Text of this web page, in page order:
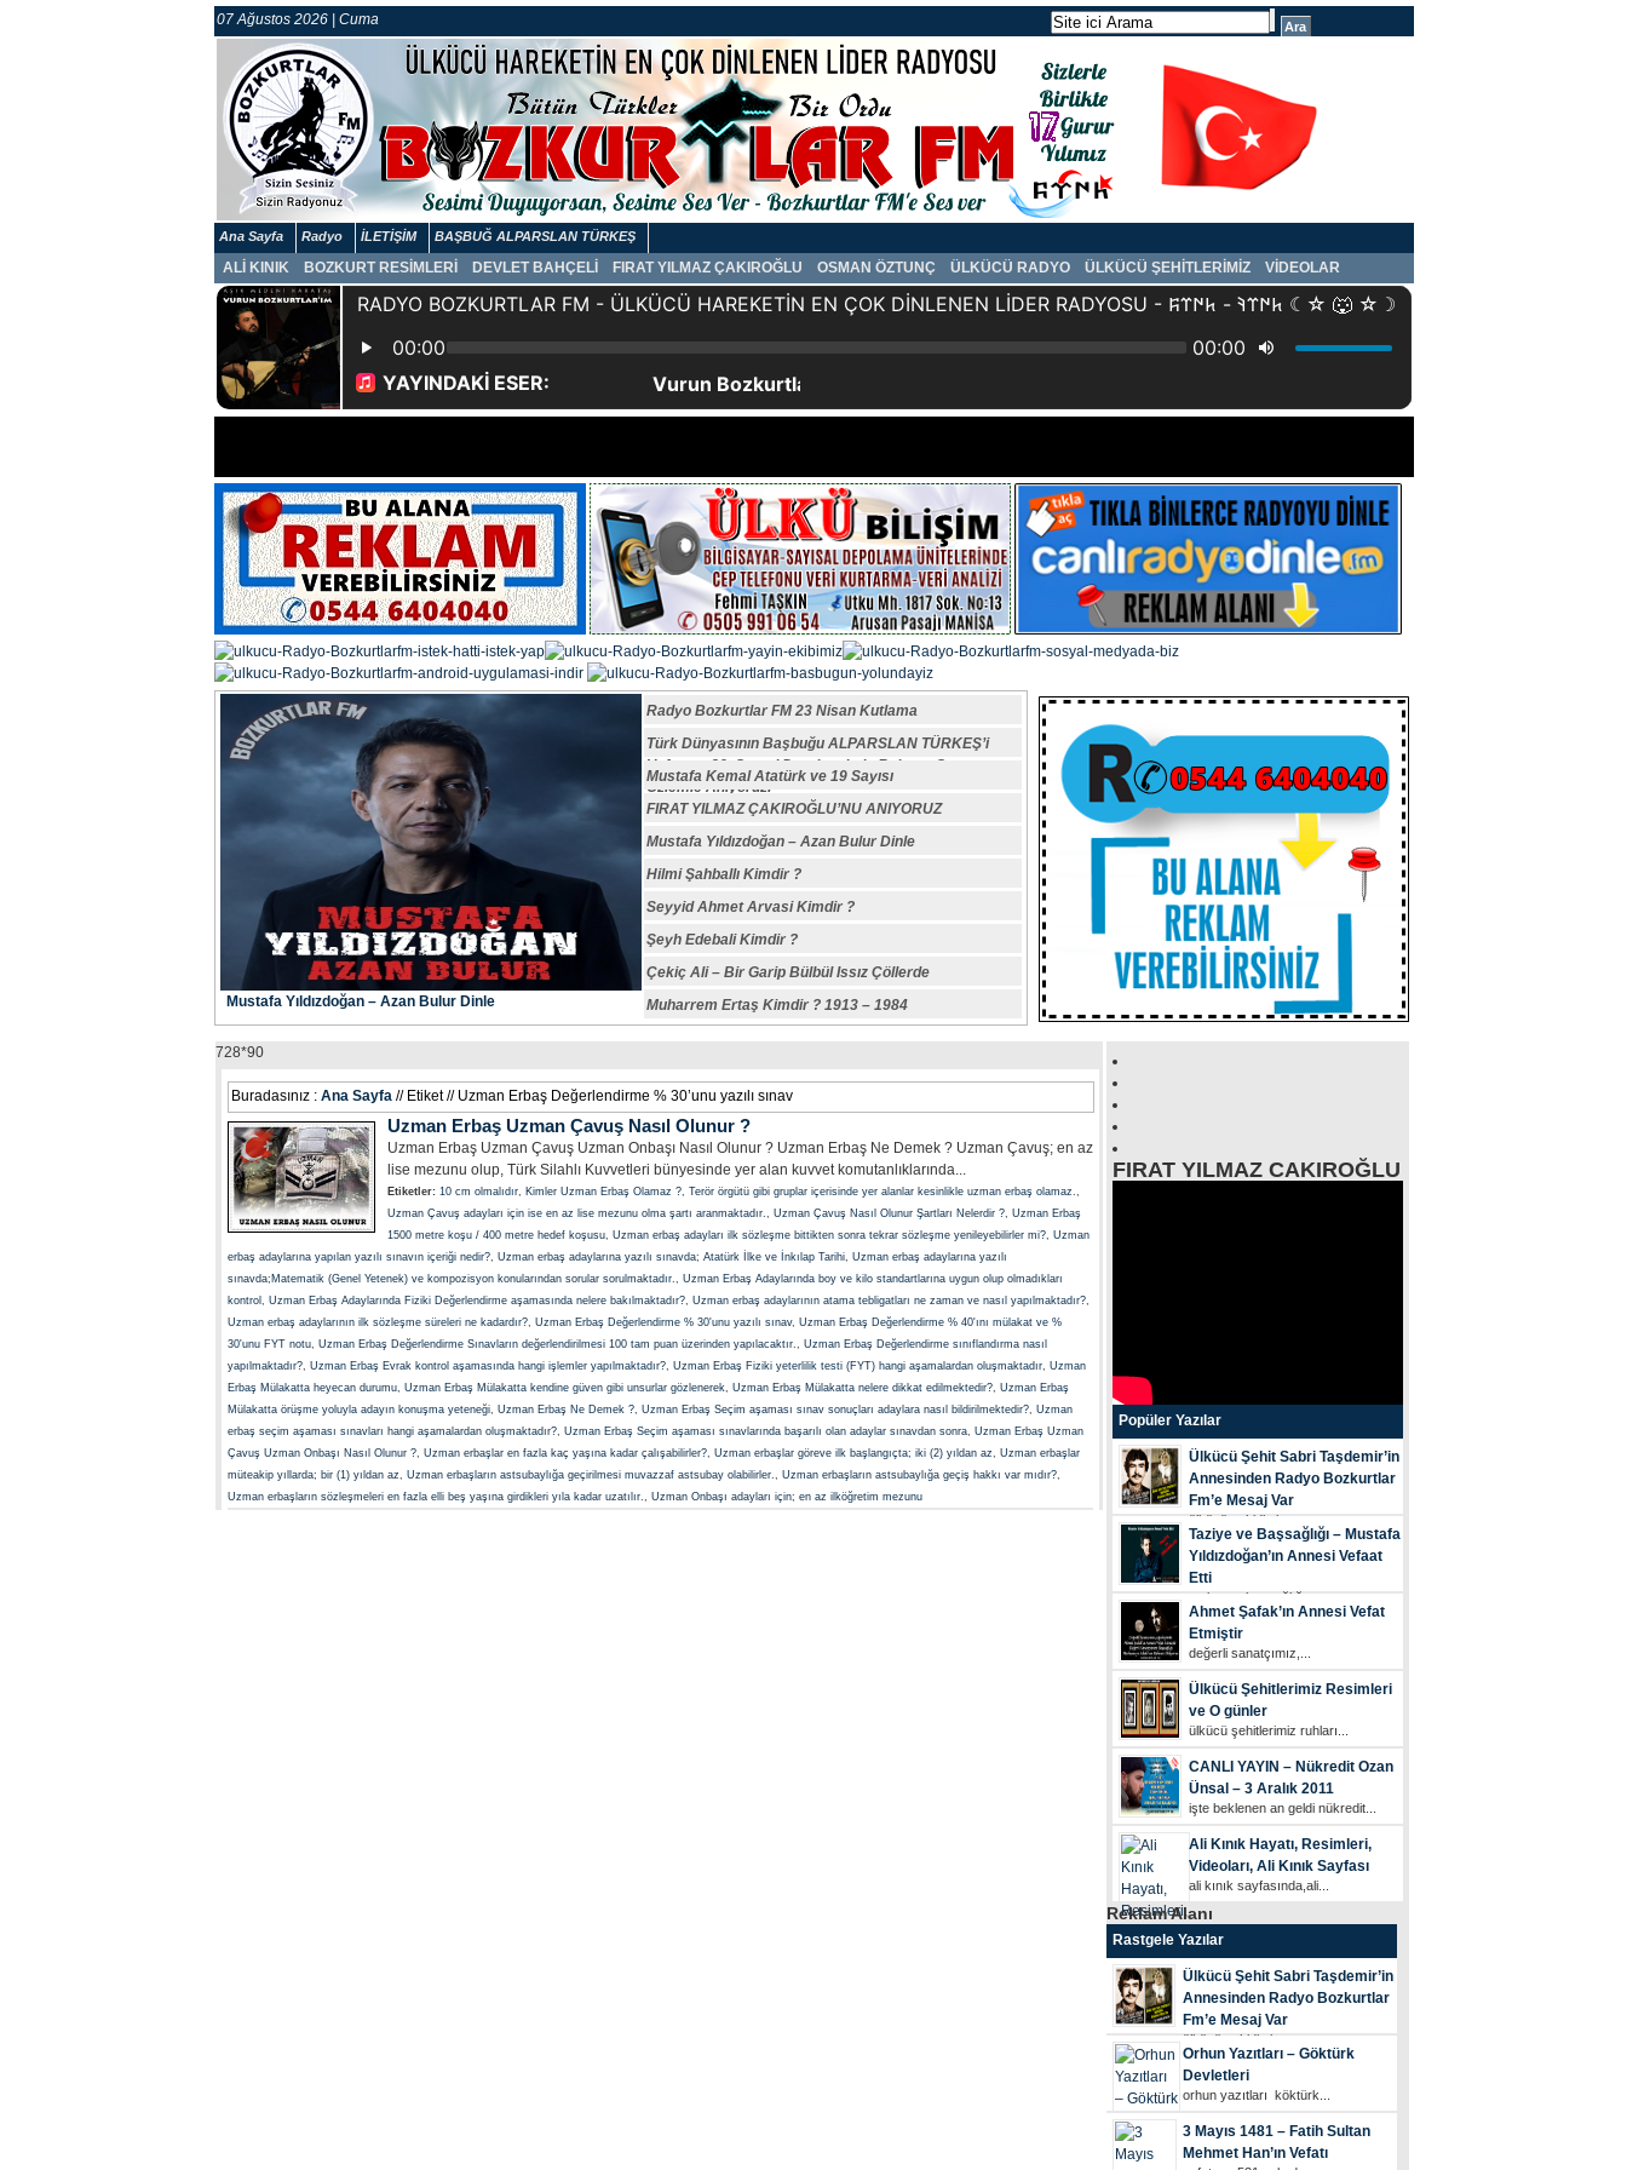
07 Ağustos 2026 | Cuma
Ana Sayfa Radyo İLETİŞİM BAŞBUĞ ALPARSLAN TÜRKEŞ
ALİ KINIK BOZKURT RESİMLERİ DEVLET BAHÇELİ FIRAT YILMAZ ÇAKIROĞLU OSMAN ÖZTUNÇ ÜLKÜCÜ RADYO ÜLKÜCÜ ŞEHİTLERİMİZ VİDEOLAR
Mustafa Yıldızdoğan – Azan Bulur Dinle
Radyo Bozkurtlar FM 23 Nisan Kutlama
Türk Dünyasının Başbuğu ALPARSLAN TÜRKEŞ’i
Vefatının 29. Sene-i Devriyesinde Rahmet,Saygı ve
Özlemle Anıyoruz.
Mustafa Kemal Atatürk ve 19 Sayısı
FIRAT YILMAZ ÇAKIROĞLU’NU ANIYORUZ
Mustafa Yıldızdoğan – Azan Bulur Dinle
Hilmi Şahballı Kimdir ?
Seyyid Ahmet Arvasi Kimdir ?
Şeyh Edebali Kimdir ?
Çekiç Ali – Bir Garip Bülbül Issız Çöllerde
Muharrem Ertaş Kimdir ? 1913 – 1984
728*90
Buradasınız :Ana Sayfa // Etiket // Uzman Erbaş Değerlendirme % 30’unu yazılı sınav
Uzman Erbaş Uzman Çavuş Nasıl Olunur ?
Uzman Erbaş Uzman Çavuş Uzman Onbaşı Nasıl Olunur ? Uzman Erbaş Ne Demek ? Uzman Çavuş; en az
lise mezunu olup, Türk Silahlı Kuvvetleri bünyesinde yer alan kuvvet komutanlıklarında...
Etiketler: 10 cm olmalıdır, Kimler Uzman Erbaş Olamaz ?, Terör örgütü gibi gruplar içerisinde yer alanlar kesinlikle uzman erbaş olamaz.,
Uzman Çavuş adayları için ise en az lise mezunu olma şartı aranmaktadır., Uzman Çavuş Nasıl Olunur Şartları Nelerdir ?, Uzman Erbaş
1500 metre koşu / 400 metre hedef koşusu, Uzman erbaş adayları ilk sözleşme bittikten sonra tekrar sözleşme yenileyebilirler mi?, Uzman
erbaş adaylarına yapılan yazılı sınavın içeriği nedir?, Uzman erbaş adaylarına yazılı sınavda; Atatürk İlke ve İnkılap Tarihi, Uzman erbaş adaylarına yazılı
sınavda;Matematik (Genel Yetenek) ve kompozisyon konularından sorular sorulmaktadır., Uzman Erbaş Adaylarında boy ve kilo standartlarına uygun olup olmadıkları
kontrol , Uzman Erbaş Adaylarında Fiziki Değerlendirme aşamasında nelere bakılmaktadır?, Uzman erbaş adaylarının atama tebligatları ne zaman ve nasıl yapılmaktadır?,
Uzman erbaş adaylarının ilk sözleşme süreleri ne kadardır?, Uzman Erbaş Değerlendirme % 30'unu yazılı sınav, Uzman Erbaş Değerlendirme % 40'ını mülakat ve %
30'unu FYT notu, Uzman Erbaş Değerlendirme Sınavların değerlendirilmesi 100 tam puan üzerinden yapılacaktır., Uzman Erbaş Değerlendirme sınıflandırma nasıl
yapılmaktadır?, Uzman Erbaş Evrak kontrol aşamasında hangi işlemler yapılmaktadır?, Uzman Erbaş Fiziki yeterlilik testi (FYT) hangi aşamalardan oluşmaktadır, Uzman
Erbaş Mülakatta heyecan durumu, Uzman Erbaş Mülakatta kendine güven gibi unsurlar gözlenerek, Uzman Erbaş Mülakatta nelere dikkat edilmektedir?, Uzman Erbaş
Mülakatta örüşme yoluyla adayın konuşma yeteneği, Uzman Erbaş Ne Demek ?, Uzman Erbaş Seçim aşaması sınav sonuçları adaylara nasıl bildirilmektedir?, Uzman
erbaş seçim aşaması sınavları hangi aşamalardan oluşmaktadır?, Uzman Erbaş Seçim aşaması sınavlarında başarılı olan adaylar sınavdan sonra, Uzman Erbaş Uzman
Çavuş Uzman Onbaşı Nasıl Olunur ?, Uzman erbaşlar en fazla kaç yaşına kadar çalışabilirler?, Uzman erbaşlar göreve ilk başlangıçta; iki (2) yıldan az, Uzman erbaşlar
müteakip yıllarda; bir (1) yıldan az, Uzman erbaşların astsubaylığa geçirilmesi muvazzaf astsubay olabilirler., Uzman erbaşların astsubaylığa geçiş hakkı var mıdır?,
Uzman erbaşların sözleşmeleri en fazla elli beş yaşına girdikleri yıla kadar uzatılır., Uzman Onbaşı adayları için; en az ilköğretim mezunu
FIRAT YILMAZ CAKIROĞLU
Popüler Yazılar
Ülkücü Şehit Sabri Taşdemir’in
Annesinden Radyo Bozkurtlar
Fm’e Mesaj Var
ülkücü şehi̇di̇mi̇z...
Taziye ve Başsağlığı – Mustafa
Yıldızdoğan’ın Annesi Vefaat
Etti
tazi̇ye ve başsağliği...
Ahmet Şafak’ın Annesi Vefat
Etmiştir
değerli sanatçımız,...
Ülkücü Şehitlerimiz Resimleri
ve O günler
ülkücü şehi̇tleri̇mi̇z ruhları...
CANLI YAYIN – Nükredit Ozan
Ünsal – 3 Aralık 2011
i̇şte beklenen an geldi̇ nükredi̇t...
Ali Kınık Hayatı, Resimleri,
Videoları, Ali Kınık Sayfası
ali kınık sayfasında,ali...
Reklam Alanı
Rastgele Yazılar
Ülkücü Şehit Sabri Taşdemir’in
Annesinden Radyo Bozkurtlar
Fm’e Mesaj Var
ülkücü şehi̇di̇mi̇z...
Orhun Yazıtları – Göktürk
Devletleri
orhun yazitlari köktürk...
3 Mayıs 1481 – Fatih Sultan
Mehmet Han’ın Vefatı